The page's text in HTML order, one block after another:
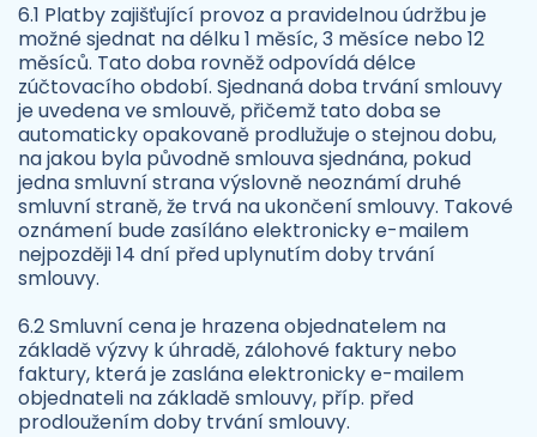
6.1 Platby zajišťující provoz a pravidelnou údržbu je
možné sjednat na délku 1 měsíc, 3 měsíce nebo 12
měsíců. Tato doba rovněž odpovídá délce
zúčtovacího období. Sjednaná doba trvání smlouvy
je uvedena ve smlouvě, přičemž tato doba se
automaticky opakovaně prodlužuje o stejnou dobu,
na jakou byla původně smlouva sjednána, pokud
jedna smluvní strana výslovně neoznámí druhé
smluvní straně, že trvá na ukončení smlouvy. Takové
oznámení bude zasíláno elektronicky e-mailem
nejpozději 14 dní před uplynutím doby trvání
smlouvy.
6.2 Smluvní cena je hrazena objednatelem na
základě výzvy k úhradě, zálohové faktury nebo
faktury, která je zaslána elektronicky e-mailem
objednateli na základě smlouvy, příp. před
prodloužením doby trvání smlouvy.